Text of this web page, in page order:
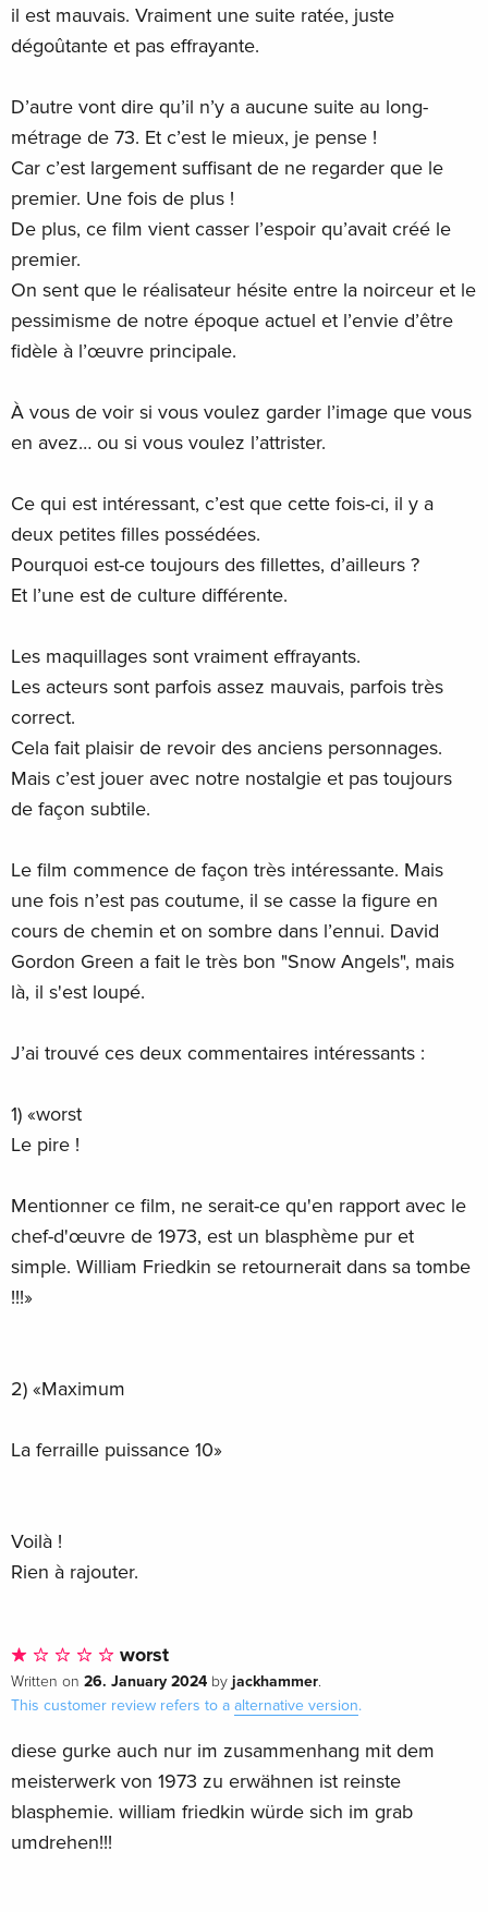
il est mauvais. Vraiment une suite ratée, juste
dégoûtante et pas effrayante.
D’autre vont dire qu’il n’y a aucune suite au long-
métrage de 73. Et c’est le mieux, je pense !
Car c’est largement suffisant de ne regarder que le
premier. Une fois de plus !
De plus, ce film vient casser l’espoir qu’avait créé le
premier.
On sent que le réalisateur hésite entre la noirceur et le
pessimisme de notre époque actuel et l’envie d’être
fidèle à l’œuvre principale.
À vous de voir si vous voulez garder l’image que vous
en avez… ou si vous voulez l’attrister.
Ce qui est intéressant, c’est que cette fois-ci, il y a
deux petites filles possédées.
Pourquoi est-ce toujours des fillettes, d’ailleurs ?
Et l’une est de culture différente.
Les maquillages sont vraiment effrayants.
Les acteurs sont parfois assez mauvais, parfois très
correct.
Cela fait plaisir de revoir des anciens personnages.
Mais c’est jouer avec notre nostalgie et pas toujours
de façon subtile.
Le film commence de façon très intéressante. Mais
une fois n’est pas coutume, il se casse la figure en
cours de chemin et on sombre dans l’ennui. David
Gordon Green a fait le très bon "Snow Angels", mais
là, il s'est loupé.
J’ai trouvé ces deux commentaires intéressants :
1) «worst
Le pire !
Mentionner ce film, ne serait-ce qu'en rapport avec le
chef-d'œuvre de 1973, est un blasphème pur et
simple. William Friedkin se retournerait dans sa tombe
!!!»
2) «Maximum
La ferraille puissance 10»
Voilà !
Rien à rajouter.
worst
Written on 26. January 2024 by jackhammer.
This customer review refers to a alternative version.
diese gurke auch nur im zusammenhang mit dem
meisterwerk von 1973 zu erwähnen ist reinste
blasphemie. william friedkin würde sich im grab
umdrehen!!!